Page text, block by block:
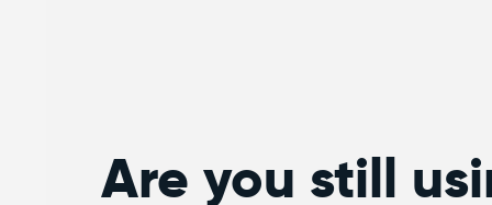
Are you still